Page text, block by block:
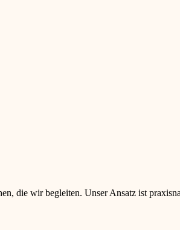
die wir begleiten. Unser Ansatz ist